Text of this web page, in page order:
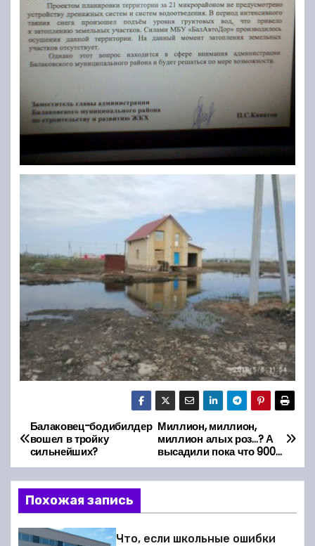
Н
а
в
и
Миллион, миллион,
миллион алых роз…? А
высадили пока что 900…
Балаковец-бодибилдер
вошел в тройку
сильнейших?
Похожая запись
Что, если школьные ошибки